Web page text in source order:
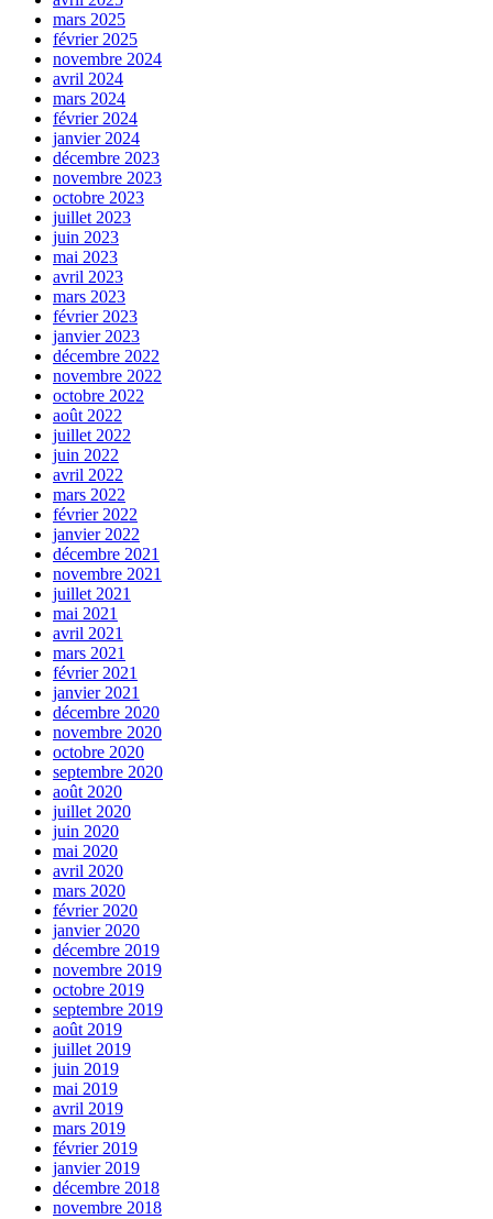
mars 2025
février 2025
novembre 2024
avril 2024
mars 2024
février 2024
janvier 2024
décembre 2023
novembre 2023
octobre 2023
juillet 2023
juin 2023
mai 2023
avril 2023
mars 2023
février 2023
janvier 2023
décembre 2022
novembre 2022
octobre 2022
août 2022
juillet 2022
juin 2022
avril 2022
mars 2022
février 2022
janvier 2022
décembre 2021
novembre 2021
juillet 2021
mai 2021
avril 2021
mars 2021
février 2021
janvier 2021
décembre 2020
novembre 2020
octobre 2020
septembre 2020
août 2020
juillet 2020
juin 2020
mai 2020
avril 2020
mars 2020
février 2020
janvier 2020
décembre 2019
novembre 2019
octobre 2019
septembre 2019
août 2019
juillet 2019
juin 2019
mai 2019
avril 2019
mars 2019
février 2019
janvier 2019
décembre 2018
novembre 2018